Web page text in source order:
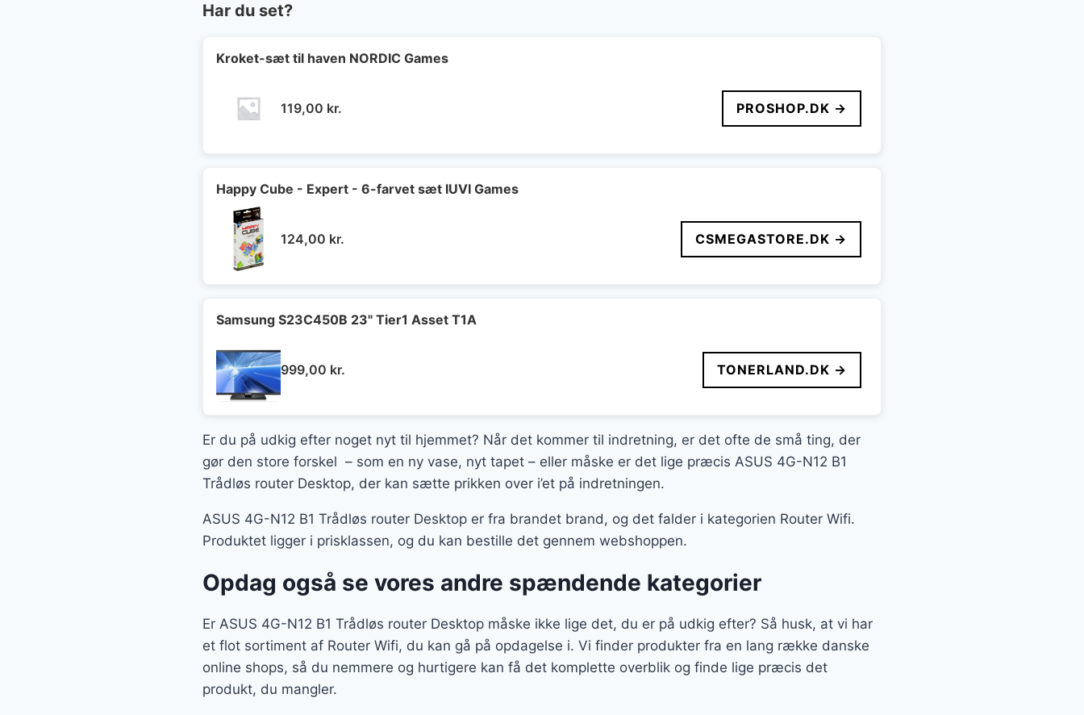
Har du set?
Kroket-sæt til haven NORDIC Games
119,00 kr. PROSHOP.DK →
Happy Cube - Expert - 6-farvet sæt IUVI Games
124,00 kr. CSMEGASTORE.DK →
Samsung S23C450B 23" Tier1 Asset T1A
999,00 kr. TONERLAND.DK →
Er du på udkig efter noget nyt til hjemmet? Når det kommer til indretning, er det ofte de små ting, der
gør den store forskel – som en ny vase, nyt tapet – eller måske er det lige præcis ASUS 4G-N12 B1
Trådløs router Desktop, der kan sætte prikken over i’et på indretningen.
ASUS 4G-N12 B1 Trådløs router Desktop er fra brandet brand, og det falder i kategorien Router Wifi.
Produktet ligger i prisklassen, og du kan bestille det gennem webshoppen.
Opdag også se vores andre spændende kategorier
Er ASUS 4G-N12 B1 Trådløs router Desktop måske ikke lige det, du er på udkig efter? Så husk, at vi har
et flot sortiment af Router Wifi, du kan gå på opdagelse i. Vi finder produkter fra en lang række danske
online shops, så du nemmere og hurtigere kan få det komplette overblik og finde lige præcis det
produkt, du mangler.